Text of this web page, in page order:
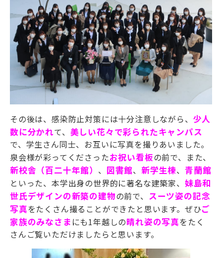
その後は、感染防止対策には十分注意しながら、 少人
数に分かれて、 美しい花々で彩られたキャンパス
で、学生さん同士、お互いに写真を撮りあいました。
泉会様が彩ってくださったお祝い看板の前で、また、
新校舎（百二十年館） 、 図書館、新学生棟、青蘭館
といった、本学出身の世界的に著名な建築家、 妹島和
世氏デザインの新築の建物の前で、 スーツ姿の記念
写真をたくさん撮ることができたと思います。ぜひご
家族のみなさま にも1年越しの晴れ姿の写真をたく
さんご覧いただけましたらと思います。